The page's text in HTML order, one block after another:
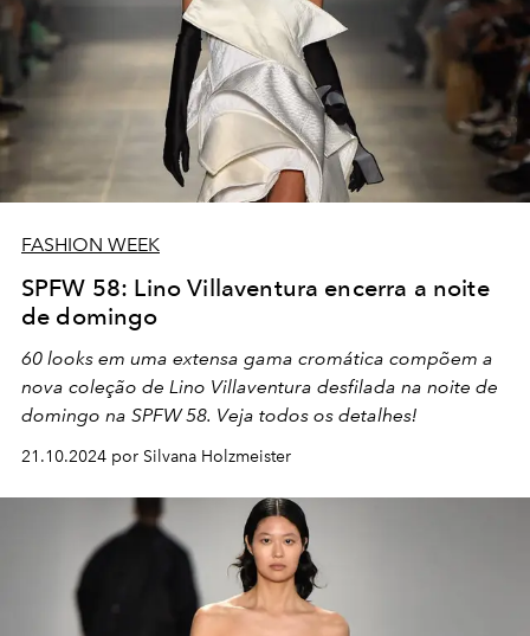
FASHION WEEK
SPFW 58: Lino Villaventura encerra a noite
de domingo
60 looks em uma extensa gama cromática compõem a
nova coleção de Lino Villaventura desfilada na noite de
domingo na SPFW 58. Veja todos os detalhes!
21.10.2024 por Silvana Holzmeister